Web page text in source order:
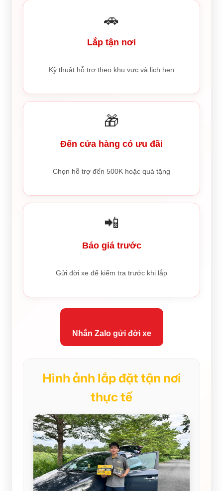
🚗
Lắp tận nơi
Kỹ thuật hỗ trợ theo khu vực và lịch hẹn
🎁
Đến cửa hàng có ưu đãi
Chọn hỗ trợ đến 500K hoặc quà tặng
📲
Báo giá trước
Gửi đời xe để kiểm tra trước khi lắp
Nhắn Zalo gửi đời xe
Hình ảnh lắp đặt tận nơi
thực tế